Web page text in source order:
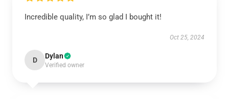
Incredible quality, I’m so glad I bought it!
Oct 25, 2024
D Dylan
Verified owner